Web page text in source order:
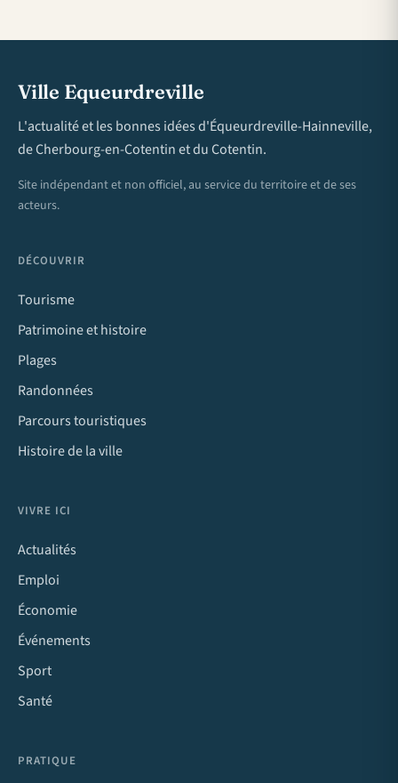
Ville Equeurdreville
L'actualité et les bonnes idées d'Équeurdreville-Hainneville,
de Cherbourg-en-Cotentin et du Cotentin.
Site indépendant et non officiel, au service du territoire et de ses
acteurs.
DÉCOUVRIR
Tourisme
Patrimoine et histoire
Plages
Randonnées
Parcours touristiques
Histoire de la ville
VIVRE ICI
Actualités
Emploi
Économie
Événements
Sport
Santé
PRATIQUE